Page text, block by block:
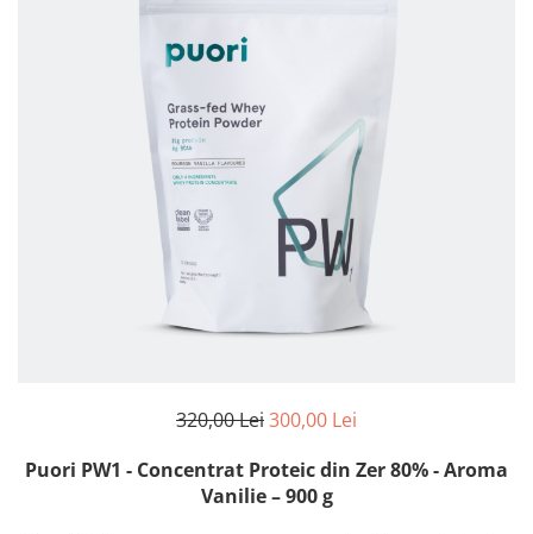
320,00 Lei300,00 Lei
Puori PW1 - Concentrat Proteic din Zer 80% - Aroma
Vanilie – 900 g